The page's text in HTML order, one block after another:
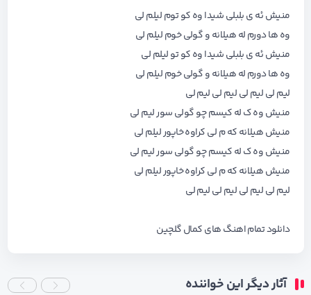
منیش ئه ی بلبلی شیدا وه کو توم لیلم لی
وه ها دورم له هیلانه و گولی خوم لیلم لی
منیش ئه ی بلبلی شیدا وه کو تو لیلم لی
وه ها دورم له هیلانه و گولی خوم لیلم لی
لیم لی لیم لی لیم لی لیم لی
منیش وه ک له کیسم چو گولی سور لیم لی
منیش هیلانه که م لی کراوه خاپور لیلم لی
منیش وه ک له کیسم چو گولی سور لیم لی
منیش هیلانه که م لی کراوه خاپور لیلم لی
لیم لی لیم لی لیم لی لیم لی
دانلود تمام اهنگ های کمال گلچین
آثار دیگر این خواننده